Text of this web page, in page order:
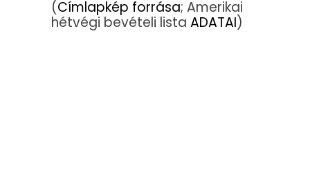
(Címlapkép forrása; Amerikai
hétvégi bevételi lista ADATAI)